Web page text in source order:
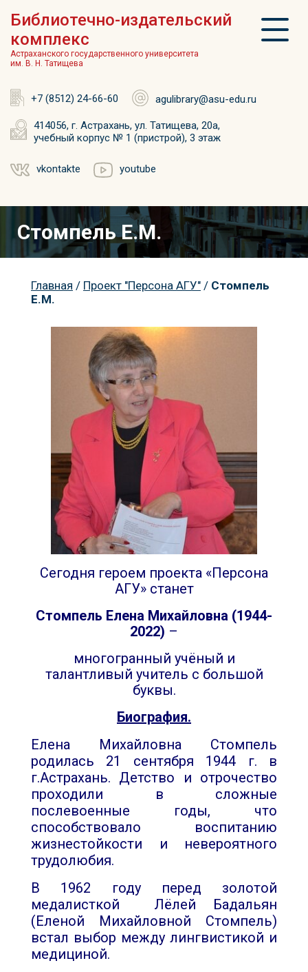
Библиотечно-издательский
комплекс
Астраханского государственного университета
им. В. Н. Татищева
+7 (8512) 24-66-60 agulibrary@asu-edu.ru
414056, г. Астрахань, ул. Татищева, 20а,
учебный корпус № 1 (пристрой), 3 этаж
vkontakte youtube
Стомпель Е.М.
Главная / Проект "Персона АГУ" / Стомпель
Е.М.
Сегодня героем проекта «Персона
АГУ» станет
Стомпель Елена Михайловна (1944-
2022) –
многогранный учёный и
талантливый учитель с большой
буквы.
Биография.
Елена Михайловна Стомпель
родилась 21 сентября 1944 г. в
г.Астрахань. Детство и отрочество
проходили в сложные
послевоенные годы, что
способствовало воспитанию
жизнестойкости и невероятного
трудолюбия.
В 1962 году перед золотой
медалисткой Лёлей Бадальян
(Еленой Михайловной Стомпель)
встал выбор между лингвистикой и
медициной.